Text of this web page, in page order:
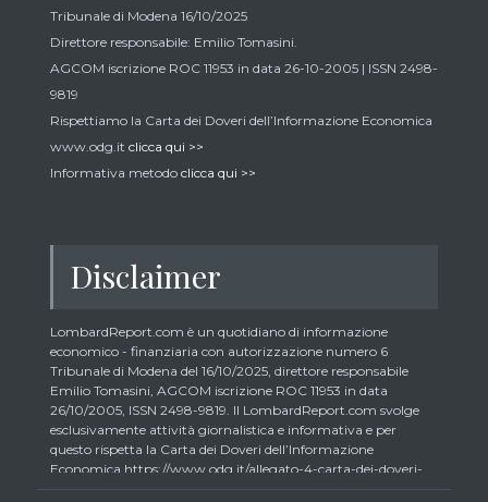
Tribunale di Modena 16/10/2025
Direttore responsabile: Emilio Tomasini.
AGCOM iscrizione ROC 11953 in data 26-10-2005 | ISSN 2498-
9819
Rispettiamo la Carta dei Doveri dell’Informazione Economica
www.odg.it clicca qui >>
Informativa metodo clicca qui >>
Disclaimer
LombardReport.com è un quotidiano di informazione
economico - finanziaria con autorizzazione numero 6
Tribunale di Modena del 16/10/2025, direttore responsabile
Emilio Tomasini, AGCOM iscrizione ROC 11953 in data
26/10/2005, ISSN 2498-9819. Il LombardReport.com svolge
esclusivamente attività giornalistica e informativa e per
questo rispetta la Carta dei Doveri dell’Informazione
Economica https://www.odg.it/allegato-4-carta-dei-doveri-